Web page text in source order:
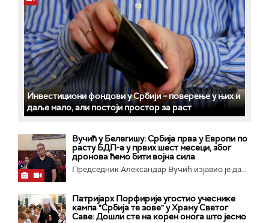
Инвестициони фондови у Србији – поверење у њих и
даље мало, али постоји простор за раст
Вучић у Белегишу: Србија прва у Европи по
расту БДП-а у првих шест месеци, због
дронова ћемо бити војна сила
Председник Александар Вучић изјавио је да...
Патријарх Порфирије угостио учеснике
кампа "Србија те зове" у Храму Светог
Саве: Дошли сте на корен онога што јесмо